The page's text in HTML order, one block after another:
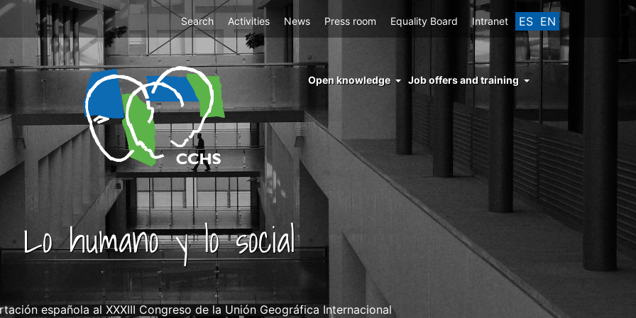
ES EN
Top
Menu
Search Activities News Press room Equality Board Intranet
menu
cchs
conocimiento
abierto
Open knowledge Job offers and training
Lo humano y lo social
española al XXXIII Congreso de la Unión Geográfica Internacional